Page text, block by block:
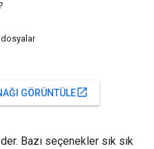
dosyalar
GÖRÜNTÜLEopen_in_new
Bazı seçenekler sık sık